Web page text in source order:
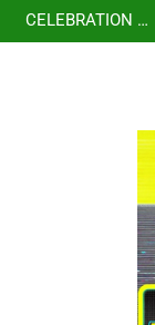
Skip
to
세라핌)
CELEBRATION –
LE SSERAFIM(르
虹 – 菅田将暉